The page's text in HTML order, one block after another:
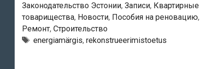
korterelamute
rekonstrueerimistoetuse
taotlusvooru
Законодательство Эстонии, Записи, Квартирные
товарищества, Новости, Пособия на реновацию,
Ремонт, Строительство
Тэги
energiamärgis, rekonstrueerimistoetus